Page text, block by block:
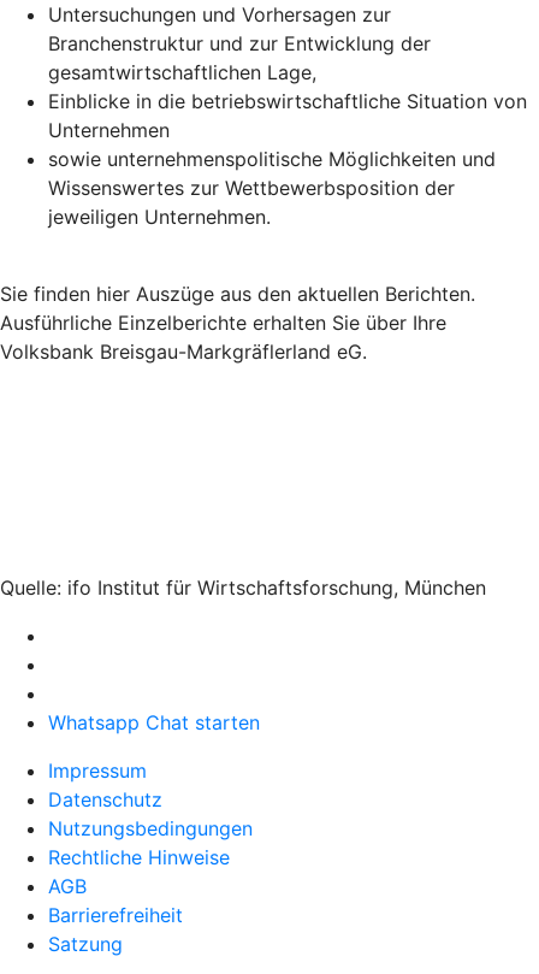
Untersuchungen und Vorhersagen zur
Branchenstruktur und zur Entwicklung der
gesamtwirtschaftlichen Lage,
Einblicke in die betriebswirtschaftliche Situation von
Unternehmen
sowie unternehmenspolitische Möglichkeiten und
Wissenswertes zur Wettbewerbsposition der
jeweiligen Unternehmen.
Sie finden hier Auszüge aus den aktuellen Berichten.
Ausführliche Einzelberichte erhalten Sie über Ihre
Volksbank Breisgau-Markgräflerland eG.
Quelle: ifo Institut für Wirtschaftsforschung, München
Whatsapp Chat starten
Impressum
Datenschutz
Nutzungsbedingungen
Rechtliche Hinweise
AGB
Barrierefreiheit
Satzung